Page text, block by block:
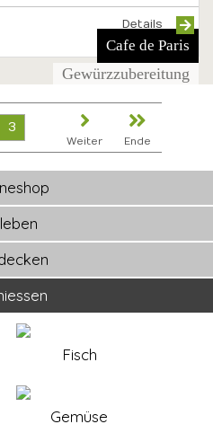
Cafe de Paris
Gewürzzubereitung
Details
3
Weiter Ende
Fisch
Gemüse